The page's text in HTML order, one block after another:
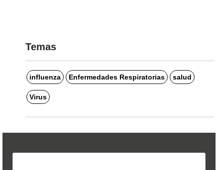
Temas
influenza Enfermedades Respiratorias salud
Virus